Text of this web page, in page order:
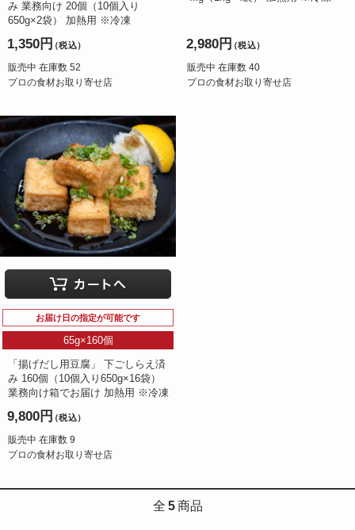
み 業務向け 20個（10個入り
650g×2袋） 加熱用 ※冷凍
1,350円（税込）
販売中 在庫数 52
プロの食材お取り寄せ店
2,980円（税込）
販売中 在庫数 40
プロの食材お取り寄せ店
お届け日の指定が可能です
65g×160個
「揚げだし用豆腐」 下ごしらえ済
み 160個（10個入り650g×16袋）
業務向け箱でお届け 加熱用 ※冷凍
9,800円（税込）
販売中 在庫数 9
プロの食材お取り寄せ店
全 5 商品